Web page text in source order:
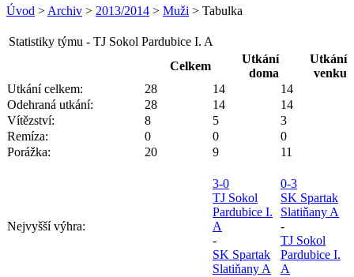
Úvod > Archiv > 2013/2014 > Muži > Tabulka
Statistiky týmu - TJ Sokol Pardubice I. A
Celkem
Utkání
doma
Utkání
venku
Utkání celkem:
28 14
14
Odehraná utkání:
28 14
14
Vítězství:
8 5
3
Remíza:
0 0
0
Porážka:
20 9 11
Nejvyšší výhra:
3-0
TJ Sokol
Pardubice I.
A
-
SK Spartak
Slatiňany A
0-3
SK Spartak
Slatiňany A
-
TJ Sokol
Pardubice I.
A